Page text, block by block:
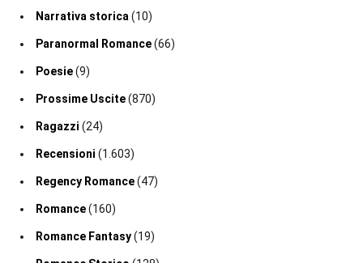
Narrativa storica(10)
Paranormal Romance(66)
Poesie(9)
Prossime Uscite(870)
Ragazzi (24)
Recensioni (1.603)
Regency Romance(47)
Romance(160)
Romance Fantasy(19)